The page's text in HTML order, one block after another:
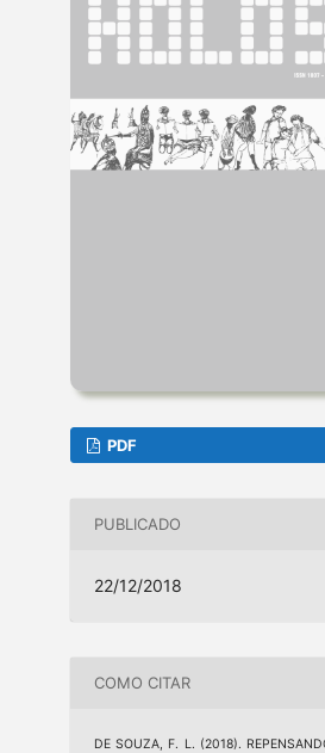
PDF
PUBLICADO
22/12/2018
COMO CITAR
DE SOUZA, F. L. (2018).